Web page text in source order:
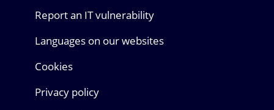
Report an IT vulnerability
Languages on our websites
Cookies
Privacy policy